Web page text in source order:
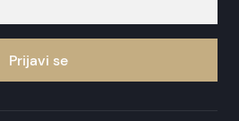
Prijavi se